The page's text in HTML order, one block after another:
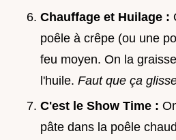
Chauffage et Huilage :
poêle à crêpe (ou une
feu moyen. On la
l'huile. Faut que ça
C'est le Show Time :
pâte dans la poêle